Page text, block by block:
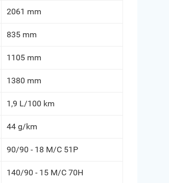
2061 mm
835 mm
1105 mm
1380 mm
1,9 L/100 km
44 g/km
90/90 - 18 M/C 51P
140/90 - 15 M/C 70H